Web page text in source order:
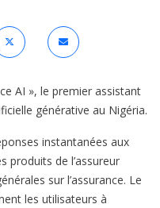
AI », le premier assistant
générative au Nigéria.
instantanées aux
produits de l’assureur
sur l’assurance. Le
les utilisateurs à